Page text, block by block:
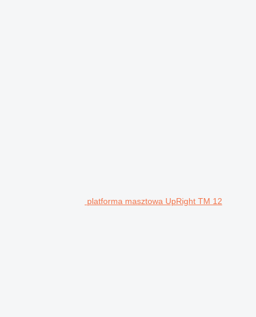
platforma masztowa UpRight TM 12